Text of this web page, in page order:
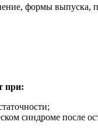
формы выпуска,
при:
синдроме после